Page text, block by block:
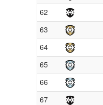
62
63
64
65
66
67